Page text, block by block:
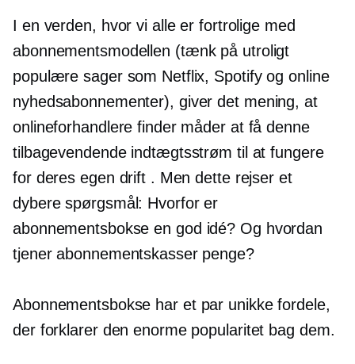
I en verden, hvor vi alle er fortrolige med
abonnementsmodellen (tænk på utroligt
populære sager som Netflix, Spotify og online
nyhedsabonnementer), giver det mening, at
onlineforhandlere finder måder at få denne
tilbagevendende indtægtsstrøm til at fungere
for deres egen drift . Men dette rejser et
dybere spørgsmål: Hvorfor er
abonnementsbokse en god idé? Og hvordan
tjener abonnementskasser penge?
Abonnementsbokse har et par unikke fordele,
der forklarer den enorme popularitet bag dem.